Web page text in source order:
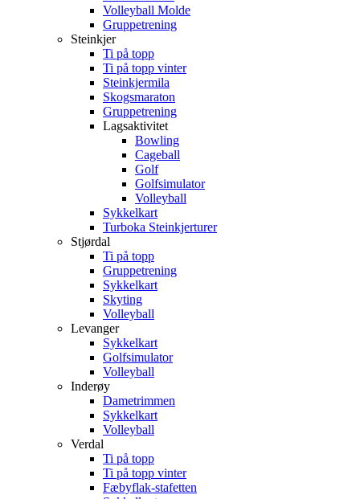
Volleyball Molde
Gruppetrening
Steinkjer
Ti på topp
Ti på topp vinter
Steinkjermila
Skogsmaraton
Gruppetrening
Lagsaktivitet
Bowling
Cageball
Golf
Golfsimulator
Volleyball
Sykkelkart
Turboka Steinkjerturer
Stjørdal
Ti på topp
Gruppetrening
Sykkelkart
Skyting
Volleyball
Levanger
Sykkelkart
Golfsimulator
Volleyball
Inderøy
Dametrimmen
Sykkelkart
Volleyball
Verdal
Ti på topp
Ti på topp vinter
Fæbyflak-stafetten